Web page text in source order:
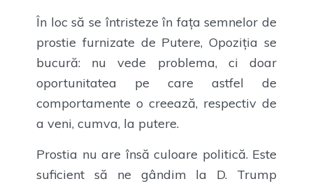
În loc să se întristeze în fața semnelor de
prostie furnizate de Putere, Opoziția se
bucură: nu vede problema, ci doar
oportunitatea pe care astfel de
comportamente o creează, respectiv de
a veni, cumva, la putere.
Prostia nu are însă culoare politică. Este
suficient să ne gândim la D. Trump